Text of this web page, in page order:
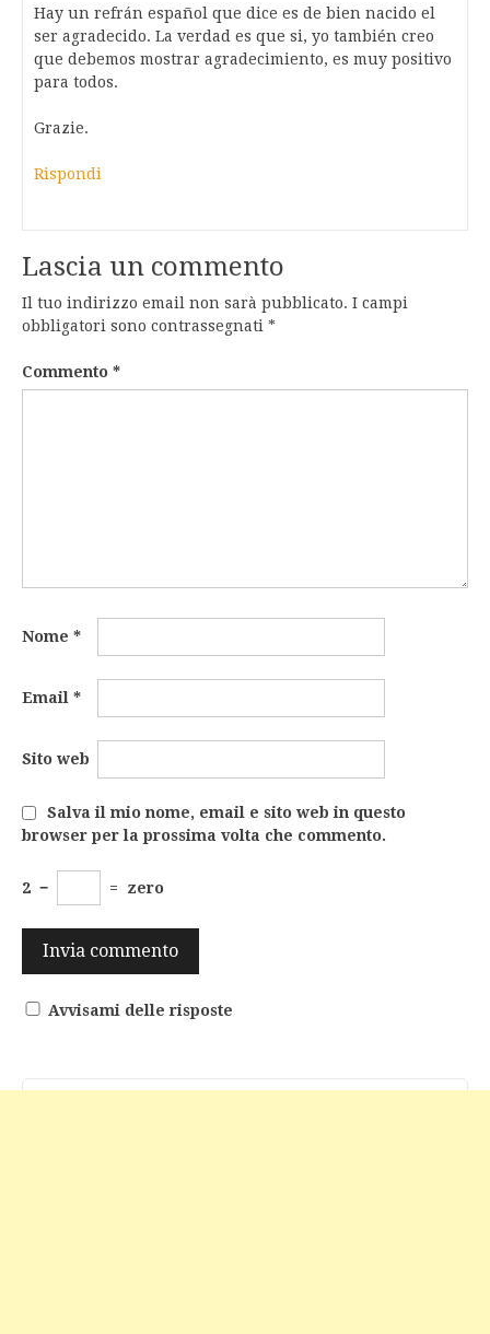
Hay un refrán español que dice es de bien nacido el
ser agradecido. La verdad es que si, yo también creo
que debemos mostrar agradecimiento, es muy positivo
para todos.
Grazie.
Rispondi
Lascia un commento
Il tuo indirizzo email non sarà pubblicato. I campi
obbligatori sono contrassegnati *
Commento *
Nome *
Email *
Sito web
Salva il mio nome, email e sito web in questo
browser per la prossima volta che commento.
2 − = zero
Avvisami delle risposte